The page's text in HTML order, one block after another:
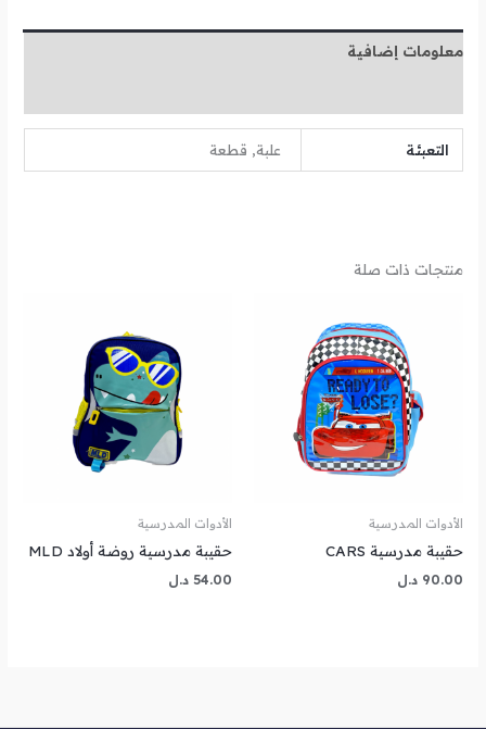
معلومات إضافية
التعبئة علبة, قطعة
منتجات ذات صلة
الأدوات المدرسية
حقيبة مدرسية CARS
90.00 د.ل
الأدوات المدرسية
حقيبة مدرسية روضة أولاد MLD
54.00 د.ل